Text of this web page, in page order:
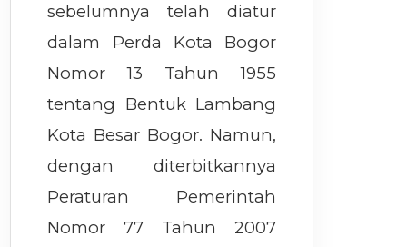
sebelumnya telah diatur
dalam Perda Kota Bogor
Nomor 13 Tahun 1955
tentang Bentuk Lambang
Kota Besar Bogor. Namun,
dengan diterbitkannya
Peraturan Pemerintah
Nomor 77 Tahun 2007